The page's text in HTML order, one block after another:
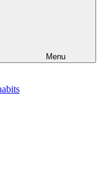
Menu